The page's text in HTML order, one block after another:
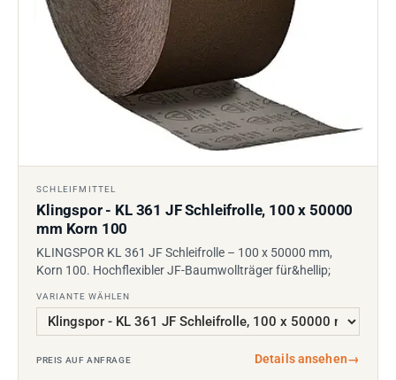
SCHLEIFMITTEL
Klingspor - KL 361 JF Schleifrolle, 100 x 50000
mm Korn 100
KLINGSPOR KL 361 JF Schleifrolle – 100 x 50000 mm,
Korn 100. Hochflexibler JF-Baumwollträger für&hellip;
VARIANTE WÄHLEN
PREIS AUF ANFRAGE Details ansehen→